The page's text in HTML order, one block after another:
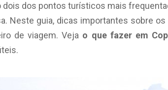
dois dos pontos turísticos mais
Neste guia, dicas importantes sobre
de viagem. Veja o que fazer em